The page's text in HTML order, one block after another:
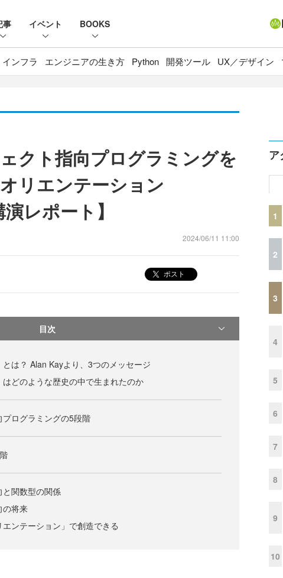
事 イベント BOOKS
インフラ エンジニアの生き方 Python 開発ツール UX／デザイン
クト指向プログラミングを
リエンテーション
レポート】
2024/06/11 11:00
ポスト
目次
とは？ Alan Kayより、3つのメッセージ
はどのような歴史の中で生まれたのか
ログラミングの5段階
と関数型の関係
の将来
ンテーション」で創造できる
ア
1
2
3
4
5
6
7
8
9
10